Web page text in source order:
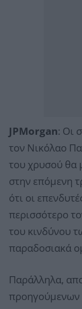
JPMorgan: Οι
τον Νικόλαο
του χρυσού θα
στην επόμενη
ότι οι
περισσότερο
του κινδύνου
παραδοσιακά
Παράλληλα,
προηγούμενων